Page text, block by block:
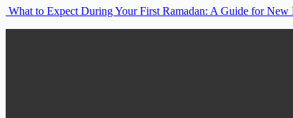
What to Expect During Your First Ramadan: A Guide for New